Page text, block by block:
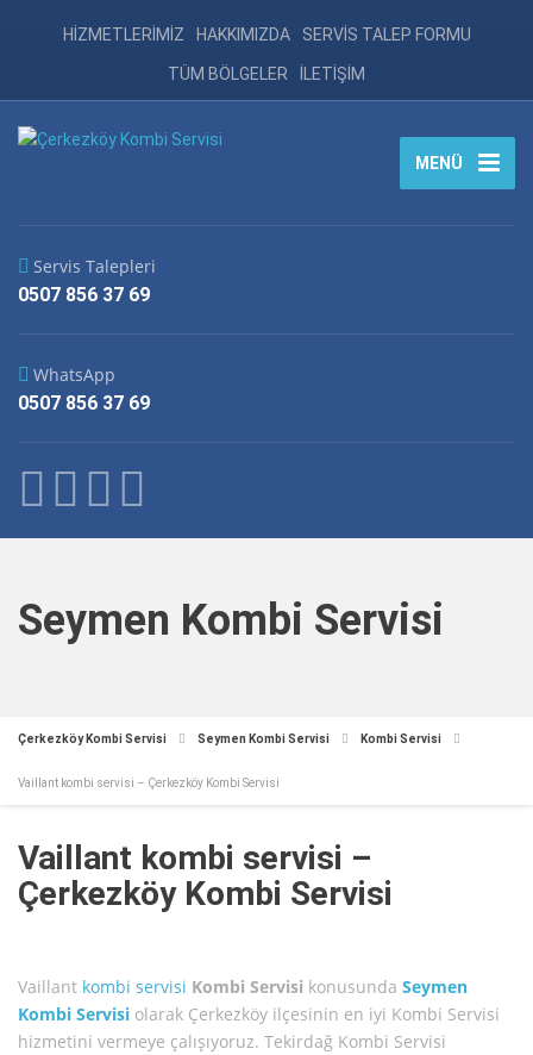
HİZMETLERİMİZ HAKKIMIZDA SERVİS TALEP FORMU
TÜM BÖLGELER İLETİŞİM
MENÜ
Servis Talepleri
0507 856 37 69
WhatsApp
0507 856 37 69
Seymen Kombi Servisi
Çerkezköy Kombi Servisi Seymen Kombi Servisi Kombi Servisi
Vaillant kombi servisi – Çerkezköy Kombi Servisi
Vaillant kombi servisi –
Çerkezköy Kombi Servisi
Vaillant kombi servisi Kombi Servisi konusunda Seymen
Kombi Servisi olarak Çerkezköy ilçesinin en iyi Kombi Servisi
hizmetini vermeye çalışıyoruz. Tekirdağ Kombi Servisi